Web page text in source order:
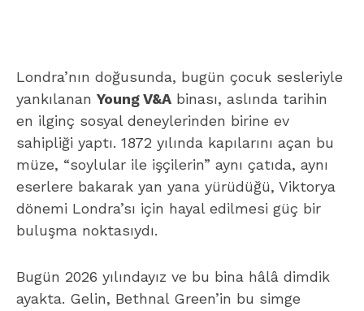
Londra’nın doğusunda, bugün çocuk sesleriyle
yankılanan Young V&A binası, aslında tarihin
en ilginç sosyal deneylerinden birine ev
sahipliği yaptı. 1872 yılında kapılarını açan bu
müze, “soylular ile işçilerin” aynı çatıda, aynı
eserlere bakarak yan yana yürüdüğü, Viktorya
dönemi Londra’sı için hayal edilmesi güç bir
buluşma noktasıydı.
Bugün 2026 yılındayız ve bu bina hâlâ dimdik
ayakta. Gelin, Bethnal Green’in bu simge